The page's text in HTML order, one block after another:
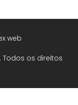
Todos os direitos
web